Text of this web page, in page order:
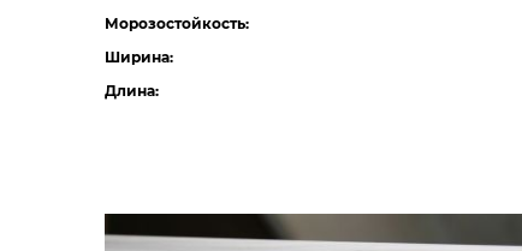
Морозостойкость:
Ширина:
Длина: